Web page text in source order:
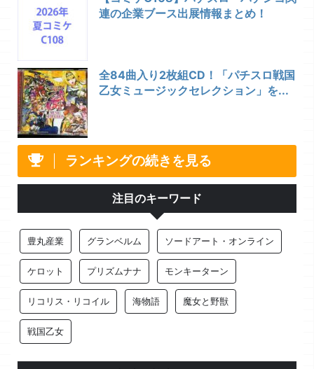
連の企業ブース出展情報まとめ！
全84曲入り2枚組CD！「パチスロ戦国
乙女ミュージックセレクション」を...
ランキングの続きを見る
注目のキーワード
豊丸産業 グランベルム ソードアート・オンライン
ケロット プリズムナナ モンキーターン
リコリス・リコイル 海物語 魔女と野獣
戦国乙女